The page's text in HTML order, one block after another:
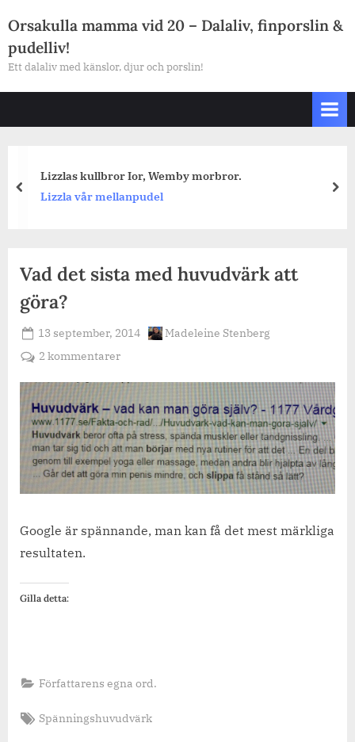
to
content
Orsakulla mamma vid 20 – Dalaliv, finporslin &
pudelliv!
Ett dalaliv med känslor, djur och porslin!
Lizzlas kullbror Ior, Wemby morbror.
Lizzla vår mellanpudel
prev
Vad det sista med huvudvärk att
göra?
Posted
on
13 september, 2014 By
Madeleine Stenberg
2 kommentarertill
det
sista
med
huvudvärk
att
göra?
Google är spännande, man kan få det mest märkliga
resultaten.
Gilla detta:
Författarens egna ord.
Tags:
Spänningshuvudvärk